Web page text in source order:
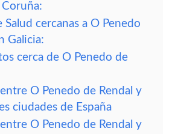
Coruña:
Salud cercanas a O Penedo
Galicia:
cerca de O Penedo de
O Penedo de Rendal y
ciudades de España
O Penedo de Rendal y